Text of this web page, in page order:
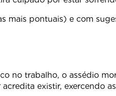
mais pontuais) e com
no trabalho, o assédio
existir, exercendo